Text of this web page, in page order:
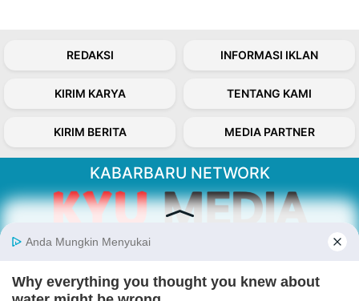
REDAKSI INFORMASI IKLAN
KIRIM KARYA TENTANG KAMI
KIRIM BERITA MEDIA PARTNER
KABARBARU NETWORK
Kabarbaru.co menyajikan berita aktual dan